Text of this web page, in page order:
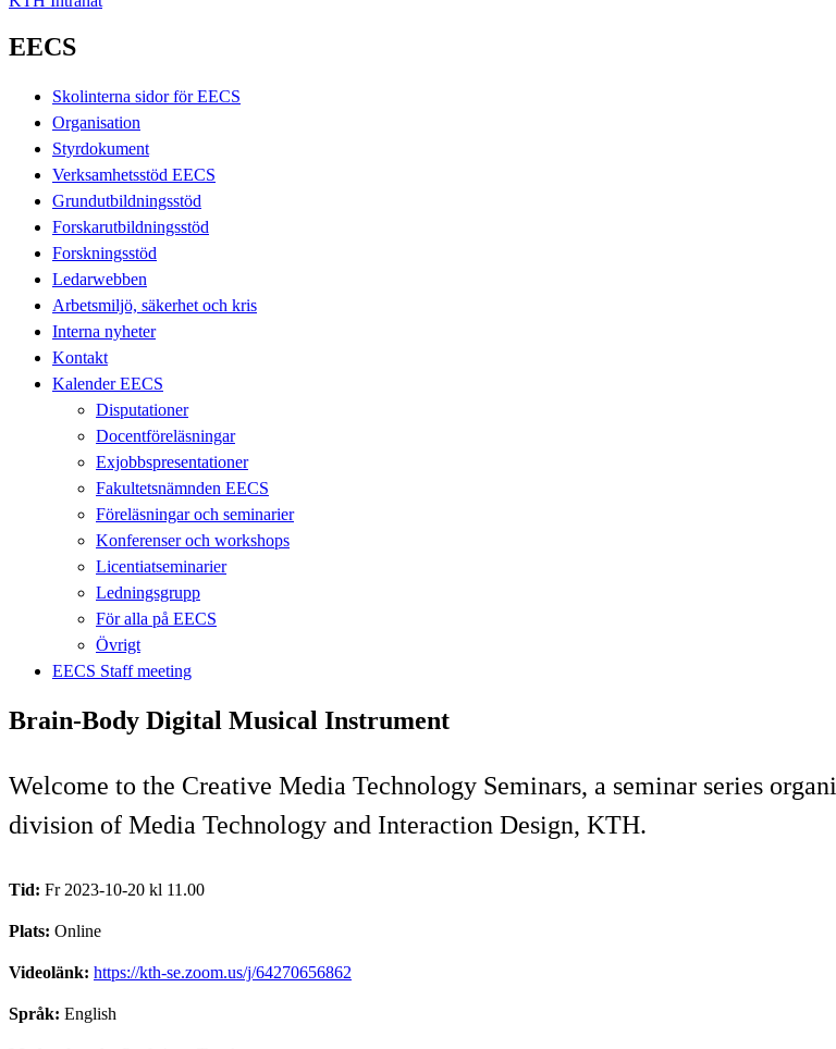
EECS
Skolinterna sidor för EECS
Organisation
Styrdokument
Verksamhetsstöd EECS
Grundutbildningsstöd
Forskarutbildningsstöd
Forskningsstöd
Ledarwebben
Arbetsmiljö, säkerhet och kris
Interna nyheter
Kontakt
Kalender EECS
Disputationer
Docentföreläsningar
Exjobbspresentationer
Fakultetsnämnden EECS
Föreläsningar och seminarier
Konferenser och workshops
Licentiatseminarier
Ledningsgrupp
För alla på EECS
Övrigt
EECS Staff meeting
Brain-Body Digital Musical Instrument
Welcome to the Creative Media Technology Seminars, a seminar series
division of Media Technology and Interaction Design, KTH.
Tid: Fr 2023-10-20 kl 11.00
Plats: Online
Videolänk: https://kth-se.zoom.us/j/64270656862
Språk: English